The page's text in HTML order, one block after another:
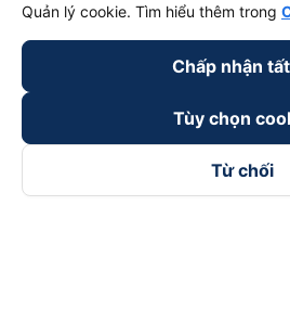
Quản lý cookie. Tìm hiểu thêm trong
Chấp nhận
Tùy chọn
Từ chối